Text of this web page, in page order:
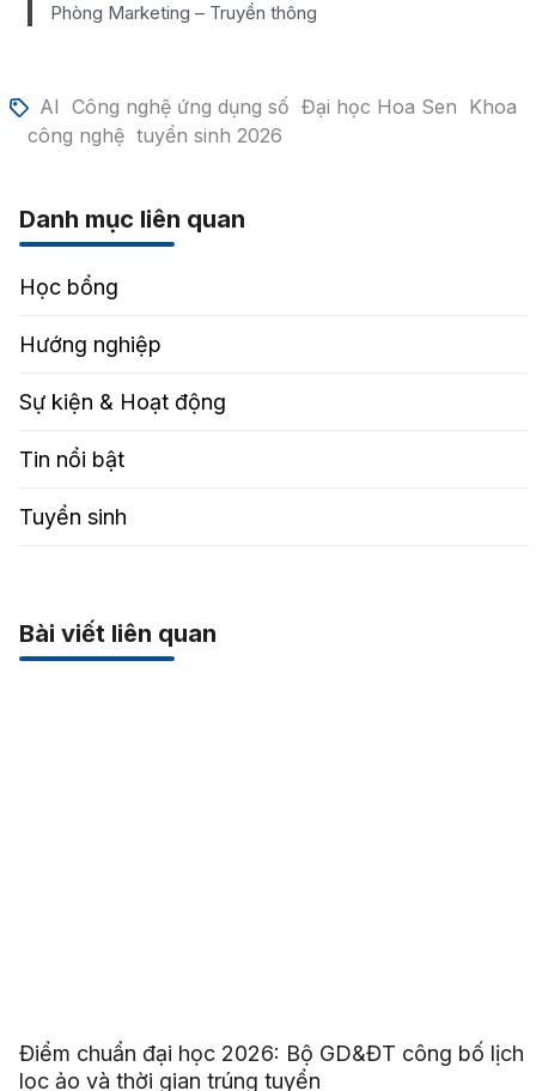
Phòng Marketing – Truyền thông
AI Công nghệ ứng dụng số Đại học Hoa Sen Khoa
công nghệ tuyển sinh 2026
Danh mục liên quan
Học bổng
Hướng nghiệp
Sự kiện & Hoạt động
Tin nổi bật
Tuyển sinh
Bài viết liên quan
Điểm chuẩn đại học 2026: Bộ GD&ĐT công bố lịch
lọc ảo và thời gian trúng tuyển